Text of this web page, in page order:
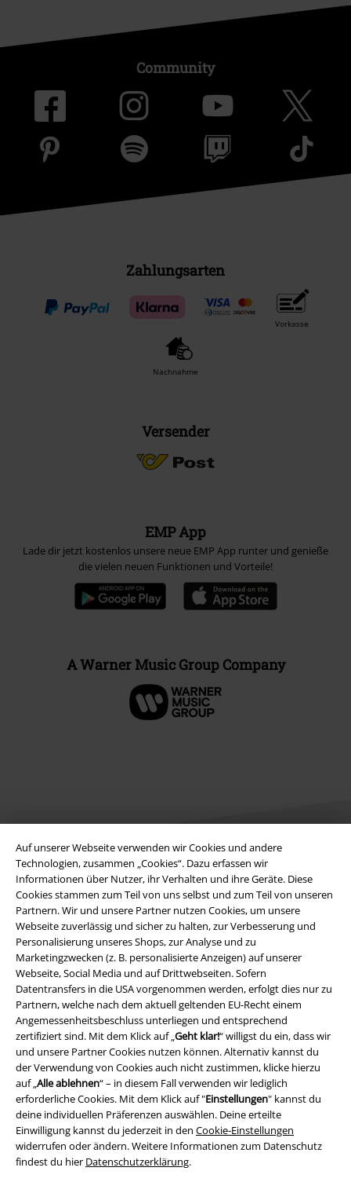
Auf unserer Webseite verwenden wir Cookies und andere
Technologien, zusammen „Cookies“. Dazu erfassen wir
Informationen über Nutzer, ihr Verhalten und ihre Geräte. Diese
Cookies stammen zum Teil von uns selbst und zum Teil von unseren
Partnern. Wir und unsere Partner nutzen Cookies, um unsere
Webseite zuverlässig und sicher zu halten, zur Verbesserung und
Personalisierung unseres Shops, zur Analyse und zu
Marketingzwecken (z. B. personalisierte Anzeigen) auf unserer
Webseite, Social Media und auf Drittwebseiten. Sofern
Datentransfers in die USA vorgenommen werden, erfolgt dies nur zu
Partnern, welche nach dem aktuell geltenden EU-Recht einem
Angemessenheitsbeschluss unterliegen und entsprechend
zertifiziert sind. Mit dem Klick auf „Geht klar!“ willigst du ein, dass wir
und unsere Partner Cookies nutzen können. Alternativ kannst du
der Verwendung von Cookies auch nicht zustimmen, klicke hierzu
auf „Alle ablehnen“ – in diesem Fall verwenden wir lediglich
erforderliche Cookies. Mit dem Klick auf "Einstellungen" kannst du
deine individuellen Präferenzen auswählen. Deine erteilte
Einwilligung kannst du jederzeit in den Cookie-Einstellungen
widerrufen oder ändern. Weitere Informationen zum Datenschutz
findest du hier Datenschutzerklärung.
Community
Zahlungsarten
Vorkasse
Nachnahme
Versender
EMP App
Lade dir jetzt kostenlos unsere neue EMP App runter und genieße
die vielen neuen Funktionen und Vorteile!
A Warner Music Group Company
Rechtliches
AGB
Impressum
Datenschutz
Entsorgung und Umweltschutz
Konformitätserklärung
Information zur Barrierefreiheit
Cookie-Einstellungen
Vertrag widerrufen